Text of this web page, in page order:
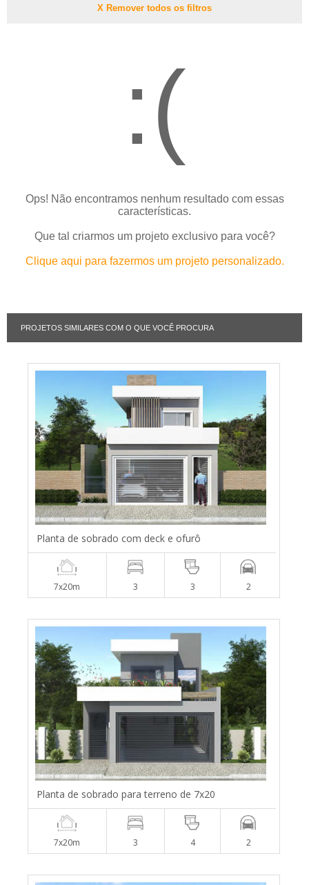
X Remover todos os filtros
:(
Ops! Não encontramos nenhum resultado com essas
características.
Que tal criarmos um projeto exclusivo para você?
Clique aqui para fazermos um projeto personalizado.
PROJETOS SIMILARES COM O QUE VOCÊ PROCURA
Planta de sobrado com deck e ofurô
7x20m 3 3 2
Planta de sobrado para terreno de 7x20
7x20m 3 4 2